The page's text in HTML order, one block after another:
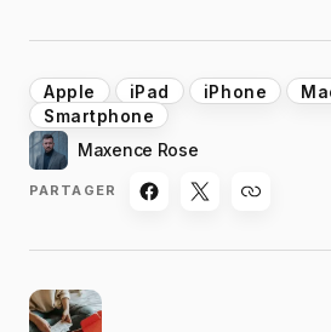
Apple iPad iPhone
Smartphone
Maxence Rose
PARTAGER